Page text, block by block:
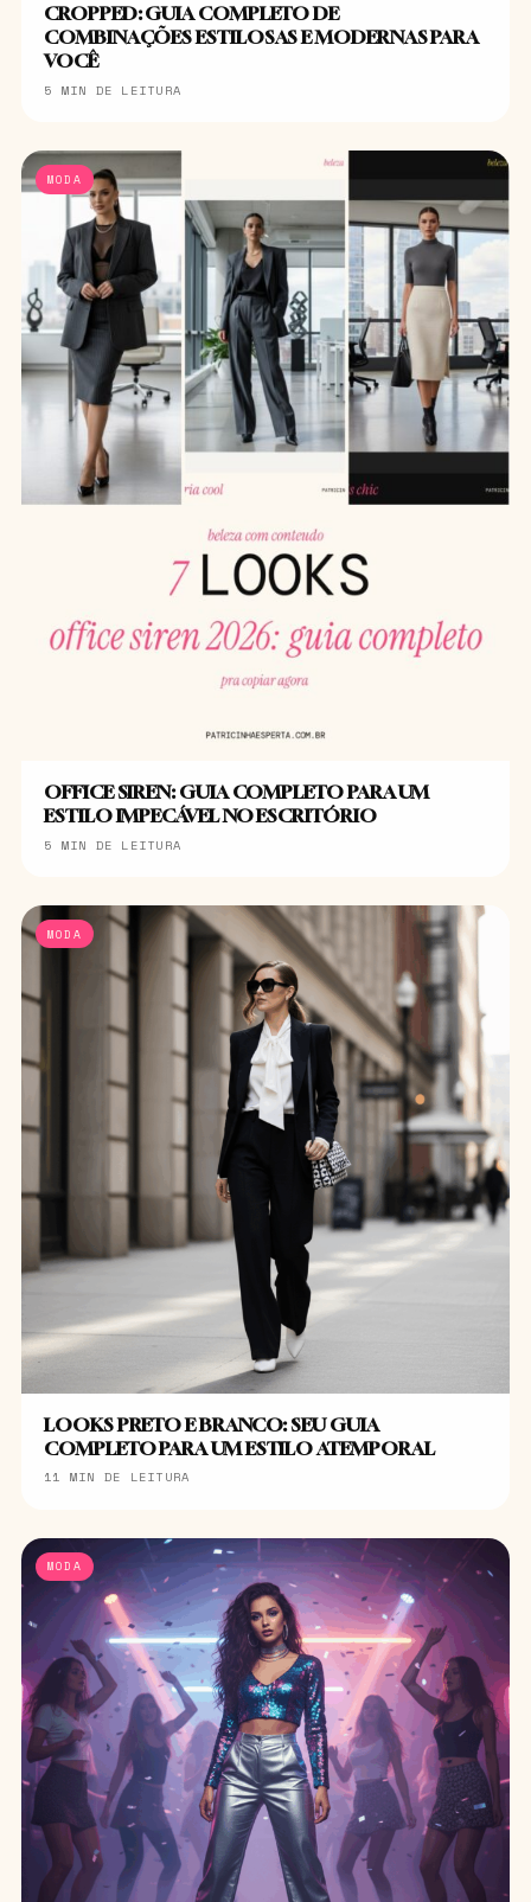
CROPPED: GUIA COMPLETO DE
COMBINAÇÕES ESTILOSAS E MODERNAS PARA
VOCÊ
5 MIN DE LEITURA
MODA
OFFICE SIREN: GUIA COMPLETO PARA UM
ESTILO IMPECÁVEL NO ESCRITÓRIO
5 MIN DE LEITURA
MODA
LOOKS PRETO E BRANCO: SEU GUIA
COMPLETO PARA UM ESTILO ATEMPORAL
11 MIN DE LEITURA
MODA